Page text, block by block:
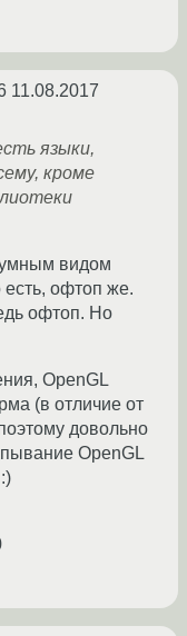
11.08.2017
языки,
кроме
умным видом
есть, офтоп же.
офтоп. Но
OpenGL
(в отличие от
довольно
OpenGL